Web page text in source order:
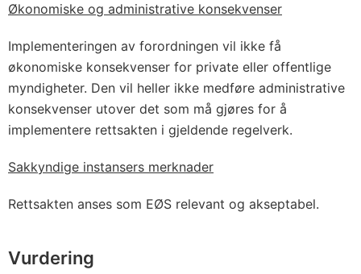
Økonomiske og administrative konsekvenser
Implementeringen av forordningen vil ikke få
økonomiske konsekvenser for private eller offentlige
myndigheter. Den vil heller ikke medføre administrative
konsekvenser utover det som må gjøres for å
implementere rettsakten i gjeldende regelverk.
Sakkyndige instansers merknader
Rettsakten anses som EØS relevant og akseptabel.
Vurdering